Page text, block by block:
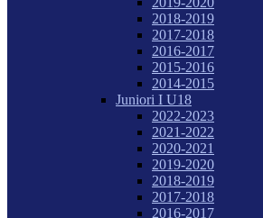
2018-2019
2017-2018
2016-2017
2015-2016
2014-2015
Juniori I U18
2022-2023
2021-2022
2020-2021
2019-2020
2018-2019
2017-2018
2016-2017